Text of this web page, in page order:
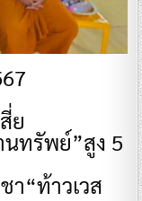
ย
ทรัพย์”สูง 5
า“ท้าวเวส